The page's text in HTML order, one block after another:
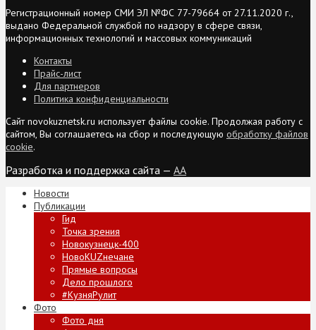
Регистрационный номер СМИ ЭЛ №ФС 77-79664 от 27.11.2020 г.,
выдано Федеральной службой по надзору в сфере связи,
информационных технологий и массовых коммуникаций
Контакты
Прайс-лист
Для партнеров
Политика конфиденциальности
Сайт novokuznetsk.ru использует файлы cookie. Продолжая работу с
сайтом, Вы соглашаетесь на сбор и последующую обработку файлов
cookie.
Разработка и поддержка сайта — AA
Новости
Публикации
Гид
Точка зрения
Новокузнецк-400
НовоKUZнечане
Прямые вопросы
Дело прошлого
#КузняРулит
Фото
Фото дня